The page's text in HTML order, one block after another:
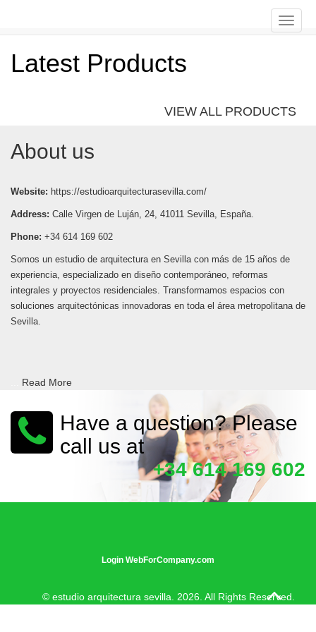
Toggle
Latest Products
VIEW ALL PRODUCTS
About us
Website: https://estudioarquitecturasevilla.com/
Address: Calle Virgen de Luján, 24, 41011 Sevilla, España.
Phone: +34 614 169 602
Somos un estudio de arquitectura en Sevilla con más de 15 años de
experiencia, especializado en diseño contemporáneo, reformas
integrales y proyectos residenciales. Transformamos espacios con
soluciones arquitectónicas innovadoras en toda el área metropolitana de
Sevilla.
Read More
Have a question? Please
call us at
+34 614 169 602
Login WebForCompany.com
© estudio arquitectura sevilla. 2026. All Rights Reserved.